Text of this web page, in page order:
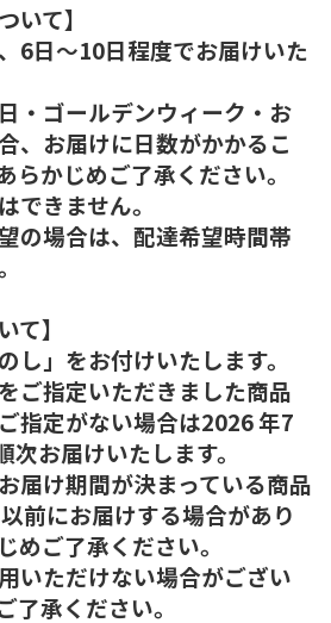
いて】
6日～10日程度でお届けいた
・ゴールデンウィーク・お
、お届けに日数がかかるこ
らかじめご了承ください。
きません。
の場合は、配達希望時間帯
て】
」をお付けいたします。
ご指定いただきました商品
指定がない場合は2026 年7
お届けいたします。
届け期間が決まっている商品
前にお届けする場合があり
めご了承ください。
いただけない場合がござい
了承ください。